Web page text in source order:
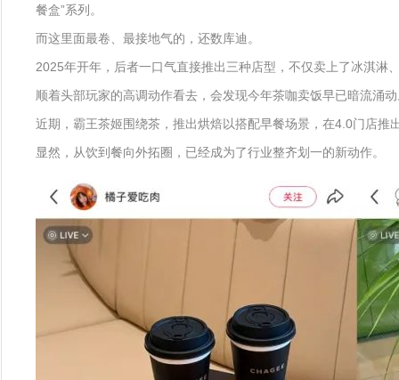
餐盒”系列。
而这里面最卷、最接地气的，还数库迪。
2025年开年，后者一口气直接推出三种店型，不仅卖上了冰淇
顺着头部玩家的高调动作看去，会发现今年茶咖卖饭早已暗流涌
近期，霸王茶姬围绕茶，推出烘焙以搭配早餐场景，在4.0门店
显然，从饮到餐向外拓圈，已经成为了行业整齐划一的新动作。